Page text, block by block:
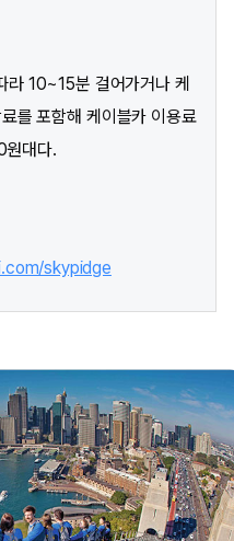
라 10~15분 걸어가거나 케
를 포함해 케이블카 이용료
대다.
skypidge